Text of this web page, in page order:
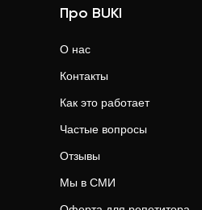
Про BUKI
О нас
Контакты
Как это работает
Частые вопросы
Отзывы
Мы в СМИ